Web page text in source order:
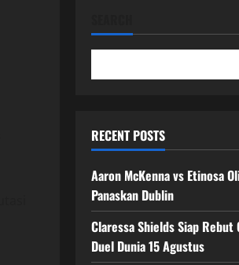
RECENT POSTS
Aaron McKenna vs Etinosa
Panaskan Dublin
Claressa Shields Siap
Duel Dunia 15 Agustus